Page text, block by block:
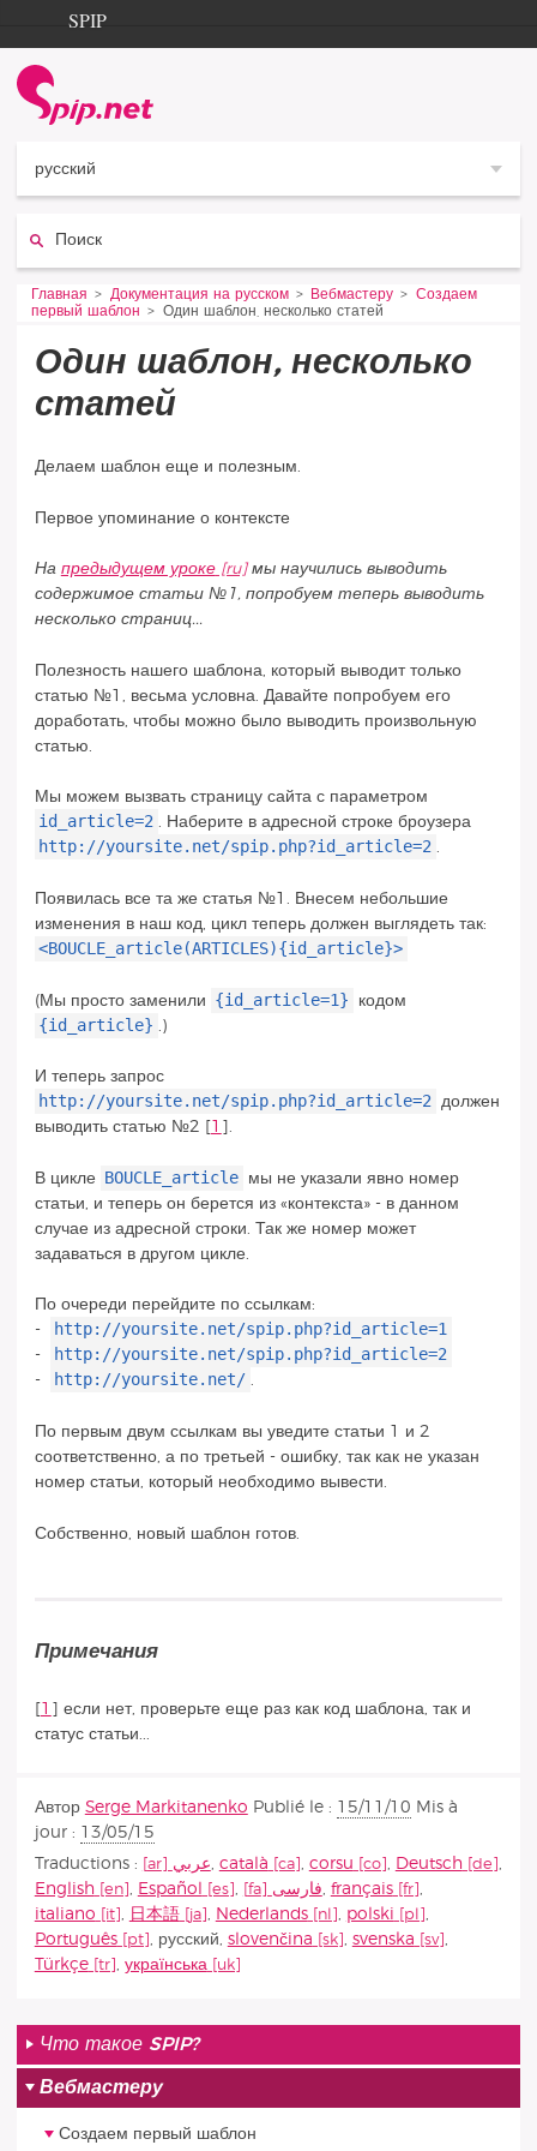
Aller au contenu
Aller à la navigation
SPIP
Documentation
Contribution
русский
Vous êtes ici :
Главная Документация на русском Вебмастеру
Создаем
первый шаблон
Один шаблон, несколько статей
Один шаблон, несколько
статей
Делаем шаблон еще и полезным.
Первое упоминание о контексте
На предыдущем уроке
мы научились выводить
содержимое статьи №1, попробуем теперь выводить
несколько страниц...
Полезность нашего шаблона, который выводит только
статью №1, весьма условна. Давайте попробуем его
доработать, чтобы можно было выводить произвольную
статью.
Мы можем вызвать страницу сайта с параметром
id_article=2 . Наберите в адресной строке броузера
http://yoursite.net/spip.php?id_article=2 .
Появилась все та же статья №1. Внесем небольшие
изменения в наш код, цикл теперь должен выглядеть так:
<BOUCLE_article(ARTICLES){id_article}>
(Мы просто заменили {id_article=1} кодом
{id_article} .)
И теперь запрос
http://yoursite.net/spip.php?id_article=2 должен
выводить статью №2 [1 ].
В цикле BOUCLE_article мы не указали явно номер
статьи, и теперь он берется из «контекста» - в данном
случае из адресной строки. Так же номер может
задаваться в другом цикле.
По очереди перейдите по ссылкам:
-
http://yoursite.net/spip.php?id_article=1
- http://yoursite.net/spip.php?id_article=2
- http://yoursite.net/ .
По первым двум ссылкам вы уведите статьи 1 и 2
соответственно, а по третьей - ошибку, так как не указан
номер статьи, который необходимо вывести.
Собственно, новый шаблон готов.
Примечания
[1 ] если нет, проверьте еще раз как код шаблона, так и
статус статьи...
Автор Serge Markitanenko Publié le : 15/11/10 Mis à
jour : 13/05/15
Traductions :
عربي català corsu Deutsch
English
Español فارسى français
italiano
日本語 Nederlands polski
Português
русский slovenčina svenska
Türkçe
українська
Что такое SPIP?
Вебмастеру
Создаем первый шаблон